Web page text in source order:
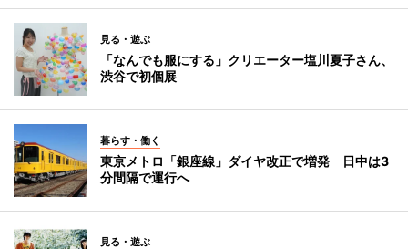
見る・遊ぶ
「なんでも服にする」クリエーター塩川夏子さん、
渋谷で初個展
暮らす・働く
東京メトロ「銀座線」ダイヤ改正で増発 日中は3
分間隔で運行へ
見る・遊ぶ